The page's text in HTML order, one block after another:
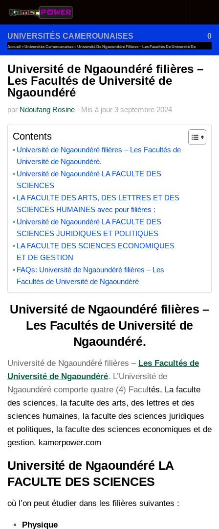
Au dessous du contenu
UNIVERSITÉS CAMEROUNAISES 0
Accueil » Universités Camerounaises » Université De Ngaoundéré Filières – Les Facultés De Université De
Ngaoundéré
Université de Ngaoundéré filières –
Les Facultés de Université de
Ngaoundéré
par Ndoufang Rosine · Mis à jour 3 septembre 2024
Contents
Université de Ngaoundéré filières – Les Facultés de
Université de Ngaoundéré.
Université de Ngaoundéré LA FACULTE DES
SCIENCES
LA FACULTE DES ARTS, DES LETTRES ET DES
SCIENCES HUMAINES avec pour filières :
Université de Ngaoundéré LA FACULTE DES
SCIENCES JURIDIQUES ET POLITIQUES
LA FACULTE DES SCIENCES ECONOMIQUES
ET DE GESTION
FAQs: Université de Ngaoundéré filières – Les
Facultés de Université de Ngaoundéré
Université de Ngaoundéré filières –
Les Facultés de Université de
Ngaoundéré.
Université de Ngaoundéré filières – Les Facultés de
Université de Ngaoundéré. L’Université de
Ngaoundéré comporte quatre (4) Facultés, La faculte
des sciences, la faculte des arts, des lettres et des
sciences humaines, la faculte des sciences juridiques
et politiques, la faculte des sciences economiques et de
gestion. kamerpower.com
Université de Ngaoundéré LA
FACULTE DES SCIENCES
où l’on peut étudier dans les filières suivantes :
Physique